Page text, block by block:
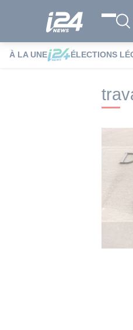
À LA UNE ÉLECTIONS